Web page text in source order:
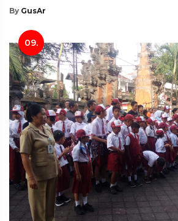
By GusAr
09.